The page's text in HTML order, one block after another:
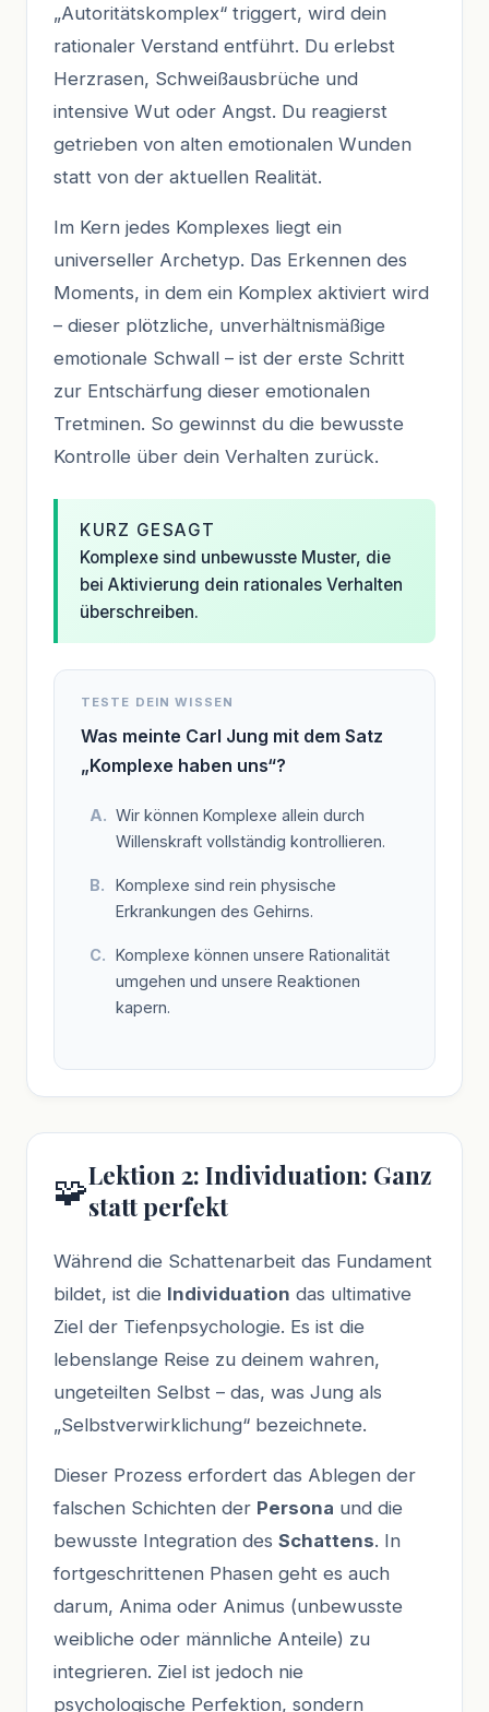
„Autoritätskomplex“ triggert, wird dein
rationaler Verstand entführt. Du erlebst
Herzrasen, Schweißausbrüche und
intensive Wut oder Angst. Du reagierst
getrieben von alten emotionalen Wunden
statt von der aktuellen Realität.
Im Kern jedes Komplexes liegt ein
universeller Archetyp. Das Erkennen des
Moments, in dem ein Komplex aktiviert wird
– dieser plötzliche, unverhältnismäßige
emotionale Schwall – ist der erste Schritt
zur Entschärfung dieser emotionalen
Tretminen. So gewinnst du die bewusste
Kontrolle über dein Verhalten zurück.
KURZ GESAGT
Komplexe sind unbewusste Muster, die
bei Aktivierung dein rationales Verhalten
überschreiben.
TESTE DEIN WISSEN
Was meinte Carl Jung mit dem Satz
„Komplexe haben uns“?
Wir können Komplexe allein durch
Willenskraft vollständig kontrollieren.
Komplexe sind rein physische
Erkrankungen des Gehirns.
Komplexe können unsere Rationalität
umgehen und unsere Reaktionen
kapern.
🧩Lektion 2: Individuation: Ganz
statt perfekt
Während die Schattenarbeit das Fundament
bildet, ist die Individuation das ultimative
Ziel der Tiefenpsychologie. Es ist die
lebenslange Reise zu deinem wahren,
ungeteilten Selbst – das, was Jung als
„Selbstverwirklichung“ bezeichnete.
Dieser Prozess erfordert das Ablegen der
falschen Schichten der Persona und die
bewusste Integration des Schattens. In
fortgeschrittenen Phasen geht es auch
darum, Anima oder Animus (unbewusste
weibliche oder männliche Anteile) zu
integrieren. Ziel ist jedoch nie
psychologische Perfektion, sondern